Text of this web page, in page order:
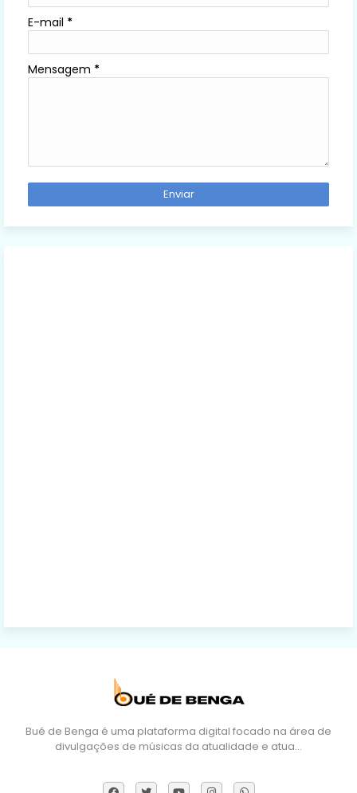
E-mail *
Mensagem *
Bué de Benga é uma plataforma digital focado na área de
divulgações de músicas da atualidade e atua…